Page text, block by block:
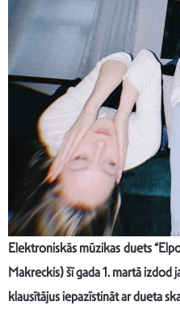
Elektroniskās mūzikas duets
Makreckis) šī gada 1. martā izdod
klausītājus iepazīstināt ar dueta